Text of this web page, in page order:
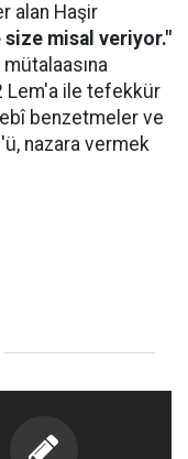
alan Haşir
misal veriyor."
Lem'a ile tefekkür
benzetmeler ve
nazara vermek